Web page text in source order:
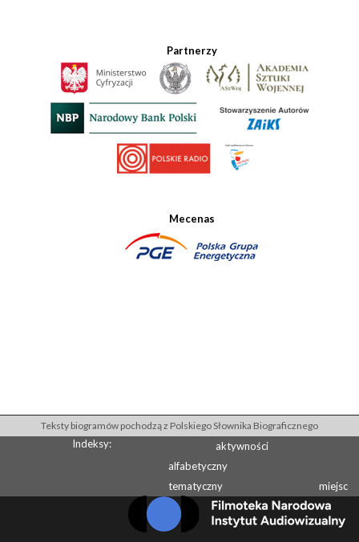
Partnerzy
Mecenas
Teksty biogramów pochodzą z Polskiego Słownika Biograficznego
Indeksy:
aktywności
alfabetyczny
tematyczny
miejsc